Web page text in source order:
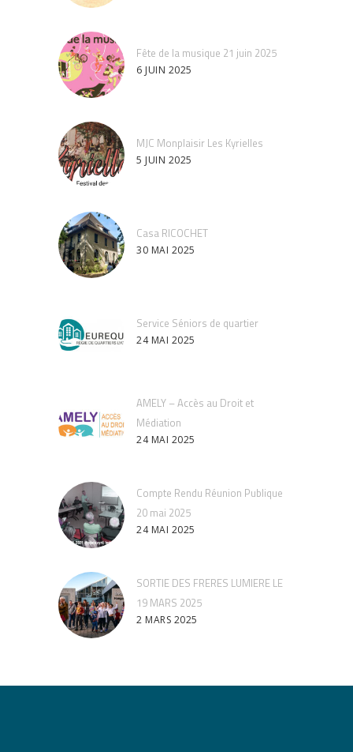
Fête de la musique 21 juin 2025
6 JUIN 2025
MJC Monplaisir Les Kyrielles
5 JUIN 2025
Casa RICOCHET
30 MAI 2025
Service Séniors de quartier
24 MAI 2025
AMELY – Accès au Droit et
Médiation
24 MAI 2025
Compte Rendu Réunion Publique
20 mai 2025
24 MAI 2025
SORTIE DES FRERES LUMIERE LE
19 MARS 2025
2 MARS 2025